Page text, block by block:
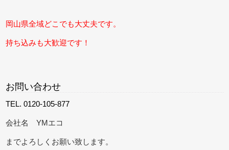
岡山県全域どこでも大丈夫です。
持ち込みも大歓迎です！
お問い合わせ
TEL. 0120-105-877
会社名 YMエコ
までよろしくお願い致します。